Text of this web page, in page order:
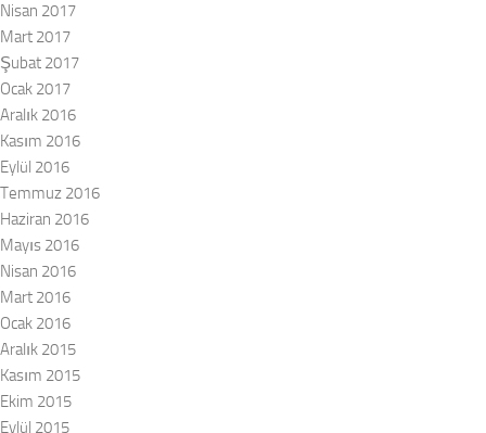
Nisan 2017
Mart 2017
Şubat 2017
Ocak 2017
Aralık 2016
Kasım 2016
Eylül 2016
Temmuz 2016
Haziran 2016
Mayıs 2016
Nisan 2016
Mart 2016
Ocak 2016
Aralık 2015
Kasım 2015
Ekim 2015
Eylül 2015